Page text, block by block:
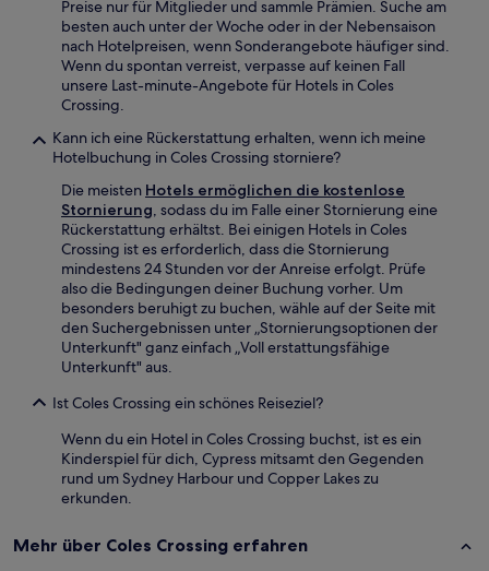
Preise nur für Mitglieder und sammle Prämien. Suche am
besten auch unter der Woche oder in der Nebensaison
nach Hotelpreisen, wenn Sonderangebote häufiger sind.
Wenn du spontan verreist, verpasse auf keinen Fall
unsere Last-minute-Angebote für Hotels in Coles
Crossing.
Kann ich eine Rückerstattung erhalten, wenn ich meine
Hotelbuchung in Coles Crossing storniere?
Die meisten Hotels ermöglichen die kostenlose
Stornierung, sodass du im Falle einer Stornierung eine
Rückerstattung erhältst. Bei einigen Hotels in Coles
Crossing ist es erforderlich, dass die Stornierung
mindestens 24 Stunden vor der Anreise erfolgt. Prüfe
also die Bedingungen deiner Buchung vorher. Um
besonders beruhigt zu buchen, wähle auf der Seite mit
den Suchergebnissen unter „Stornierungsoptionen der
Unterkunft" ganz einfach „Voll erstattungsfähige
Unterkunft" aus.
Ist Coles Crossing ein schönes Reiseziel?
Wenn du ein Hotel in Coles Crossing buchst, ist es ein
Kinderspiel für dich, Cypress mitsamt den Gegenden
rund um Sydney Harbour und Copper Lakes zu
erkunden.
Mehr über Coles Crossing erfahren